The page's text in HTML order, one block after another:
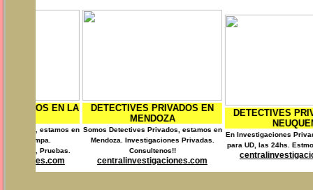
PRIVADOS EN
Privados, estamos en
Privadas.
Consultenos!!
DETECTIVES PRIVADOS EN
NEUQUEN
En Investigaciones Privadas trabajamos
para UD, las 24hs. Estmos en Neuquen.
centralinvestigaciones.com
DETECTIVES
Somos Detectives
Contamos con